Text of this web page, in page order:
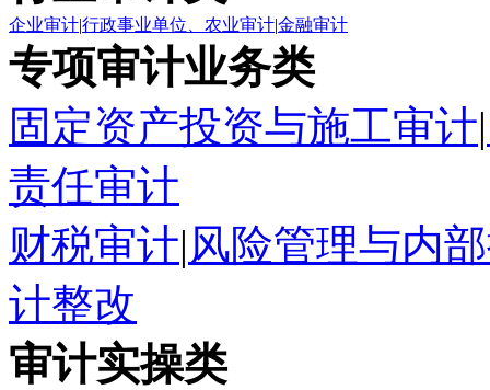
企业审计|行政事业单位、农业审计|金融审计
专项审计业务类
固定资产投资与施工审计|
责任审计
财税审计|风险管理与内
计整改
审计实操类